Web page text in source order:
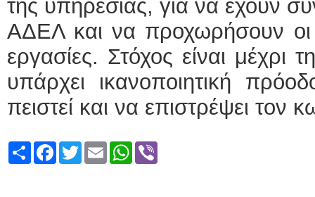
της υπηρεσίας, για να έχουν
ΑΔΕΛ και να προχωρήσουν οι
εργασίες. Στόχος είναι μέχρι
υπάρχει ικανοποιητική
πειστεί και να επιστρέψει τον
ShareFacebook
TwitterEmailWhatsApp